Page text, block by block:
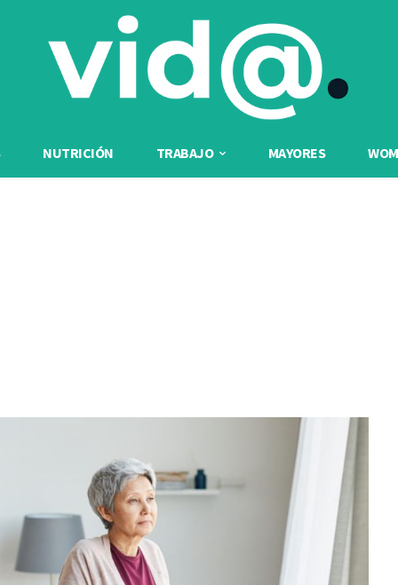
NUTRICIÓN TRABAJO MAYORES